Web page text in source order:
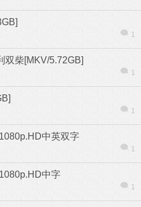
1
双柴[MKV/5.72GB]
1
1
中英双字
1
中字
1